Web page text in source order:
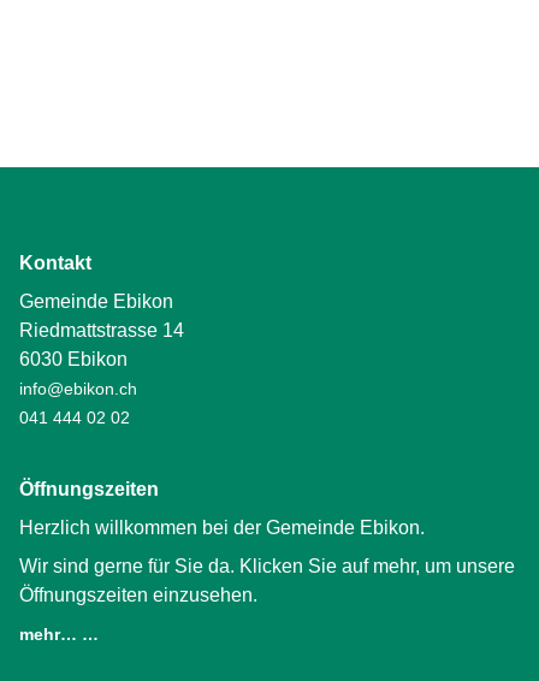
Kontakt
Gemeinde Ebikon
Riedmattstrasse 14
6030 Ebikon
info@ebikon.ch
041 444 02 02
Öffnungszeiten
Herzlich willkommen bei der Gemeinde Ebikon.
Wir sind gerne für Sie da. Klicken Sie auf mehr, um unsere
Öffnungszeiten einzusehen.
mehr… …